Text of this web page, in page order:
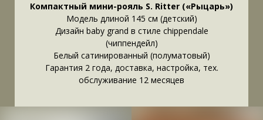
Компактный мини-рояль S. Ritter («Рыцарь»)
Модель длиной 145 см (детский)
Дизайн baby grand в стиле chippendale
(чиппендейл)
Белый сатинированный (полуматовый)
Гарантия 2 года, доставка, настройка, тех.
обслуживание 12 месяцев